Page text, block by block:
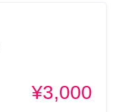
¥3,000